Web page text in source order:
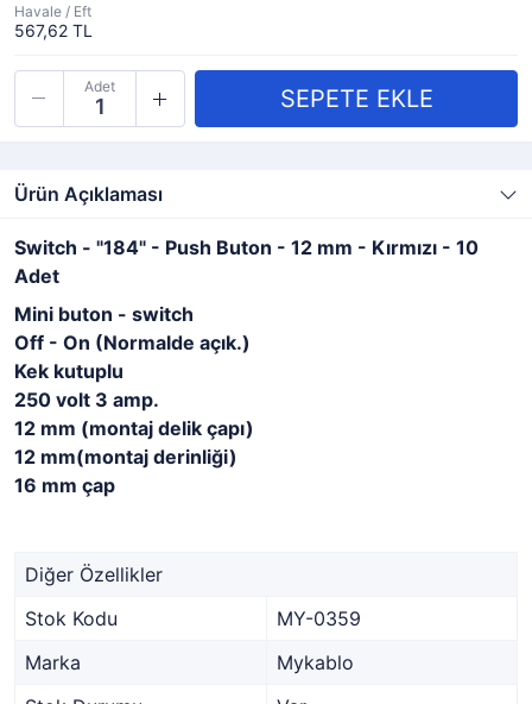
Havale / Eft
567,62 TL
Adet
Ürün Açıklaması
Switch - "184" - Push Buton - 12 mm - Kırmızı - 10
Adet
Mini buton - switch
Off - On (Normalde açık.)
Kek kutuplu
250 volt 3 amp.
12 mm (montaj delik çapı)
12 mm(montaj derinliği)
16 mm çap
Diğer Özellikler
Stok Kodu
MY-0359
Marka
Mykablo